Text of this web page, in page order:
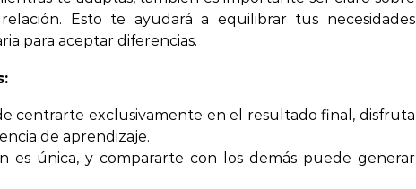
Esto te ayudará a equilibrar tus necesidades
para aceptar diferencias.
centrarte exclusivamente en el resultado final, disfruta
de aprendizaje.
es única, y compararte con los demás puede generar